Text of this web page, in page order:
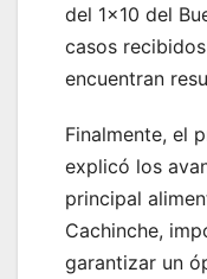
del 1×10 del
casos
encuentran
Finalmente, el
explicó los
principal
Cachinche,
garantizar un